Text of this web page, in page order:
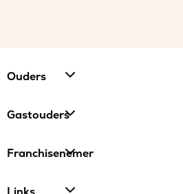
Ouders
Gastouders
Franchisenemer